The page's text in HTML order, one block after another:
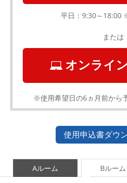
平日：9:30～18:00
または
オンライ
※使用希望日の6ヵ月前から
使用申込書ダウ
Aルーム Bルーム